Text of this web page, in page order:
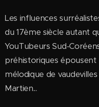
Les influences
du 17ème siècle autant
YouTubeurs Sud-
préhistoriques épousent
mélodique de
Martien...